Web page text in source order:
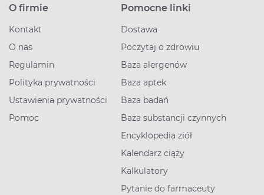
O firmie
Kontakt
O nas
Regulamin
Polityka prywatności
Ustawienia prywatności
Pomoc
Pomocne linki
Dostawa
Poczytaj o zdrowiu
Baza alergenów
Baza aptek
Baza badań
Baza substancji czynnych
Encyklopedia ziół
Kalendarz ciąży
Kalkulatory
Pytanie do farmaceuty